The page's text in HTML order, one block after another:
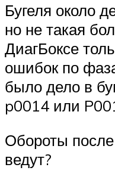
Бугеля около
но не такая
ДиагБоксе
ошибок по
было дело в
p0014 или
Обороты после
ведут?